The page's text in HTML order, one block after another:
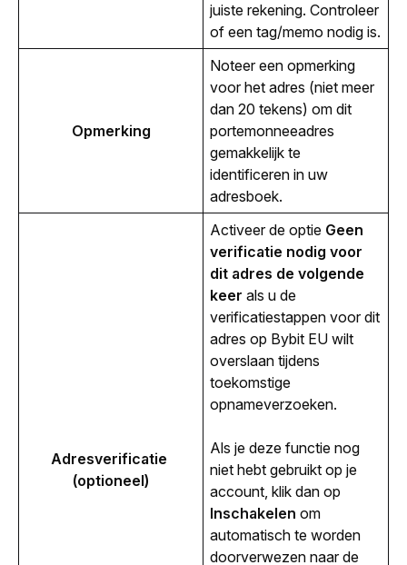
juiste rekening. Controleer
of een tag/memo nodig is.
Opmerking
Noteer een opmerking
voor het adres (niet meer
dan 20 tekens) om dit
portemonneeadres
gemakkelijk te
identificeren in uw
adresboek.
Adresverificatie
(optioneel)
Activeer de optie Geen
verificatie nodig voor
dit adres de volgende
keer als u de
verificatiestappen voor dit
adres op Bybit EU wilt
overslaan tijdens
toekomstige
opnameverzoeken.
Als je deze functie nog
niet hebt gebruikt op je
Inschakelen om
automatisch te worden
doorverwezen naar de